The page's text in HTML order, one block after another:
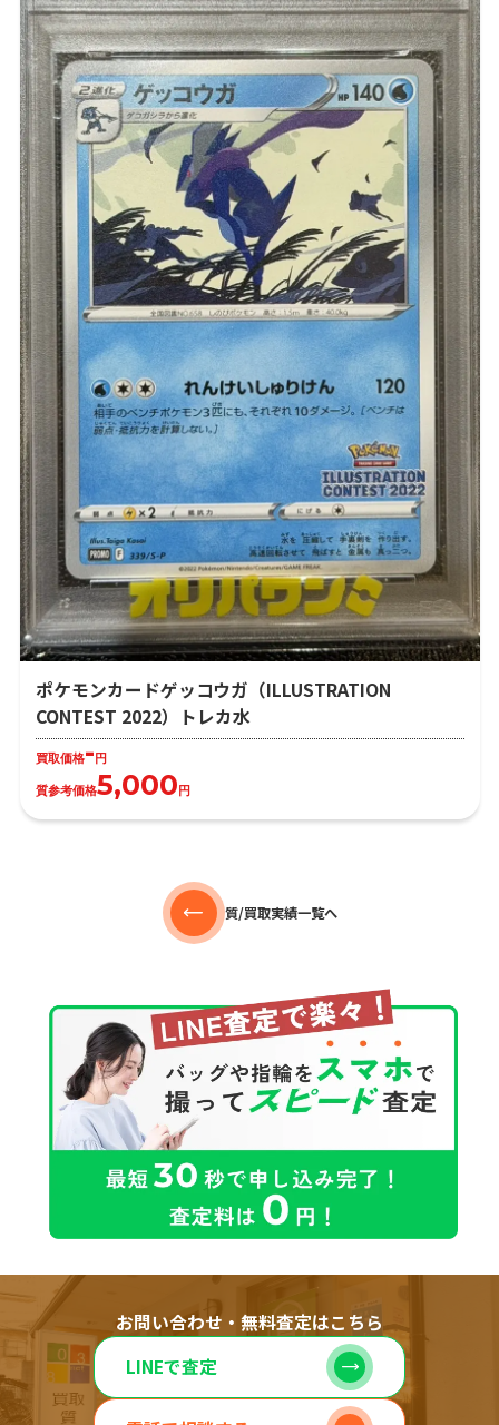
ポケモンカードゲッコウガ（ILLUSTRATION
CONTEST 2022）トレカ水
買取価格- 円
質参考価格5,000 円
質/買取実績一覧へ
お問い合わせ・無料査定はこちら
LINEで査定